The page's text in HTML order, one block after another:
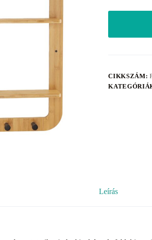
CIKKSZÁM:
Leírás